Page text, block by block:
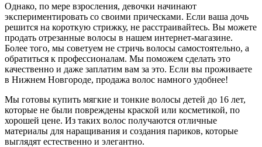
Однако, по мере взросления, девочки начинают
экспериментировать со своими прическами. Если ваша дочь
решится на короткую стрижку, не расстраивайтесь. Вы можете
продать отрезанные волосы в нашем интернет-магазине.
Более того, мы советуем не стричь волосы самостоятельно, а
обратиться к профессионалам. Мы поможем сделать это
качественно и даже заплатим вам за это. Если вы проживаете
в Нижнем Новгороде, продажа волос намного удобнее!
Мы готовы купить мягкие и тонкие волосы детей до 16 лет,
которые не были повреждены краской или косметикой, по
хорошей цене. Из таких волос получаются отличные
материалы для наращивания и создания париков, которые
выглядят естественно и элегантно.